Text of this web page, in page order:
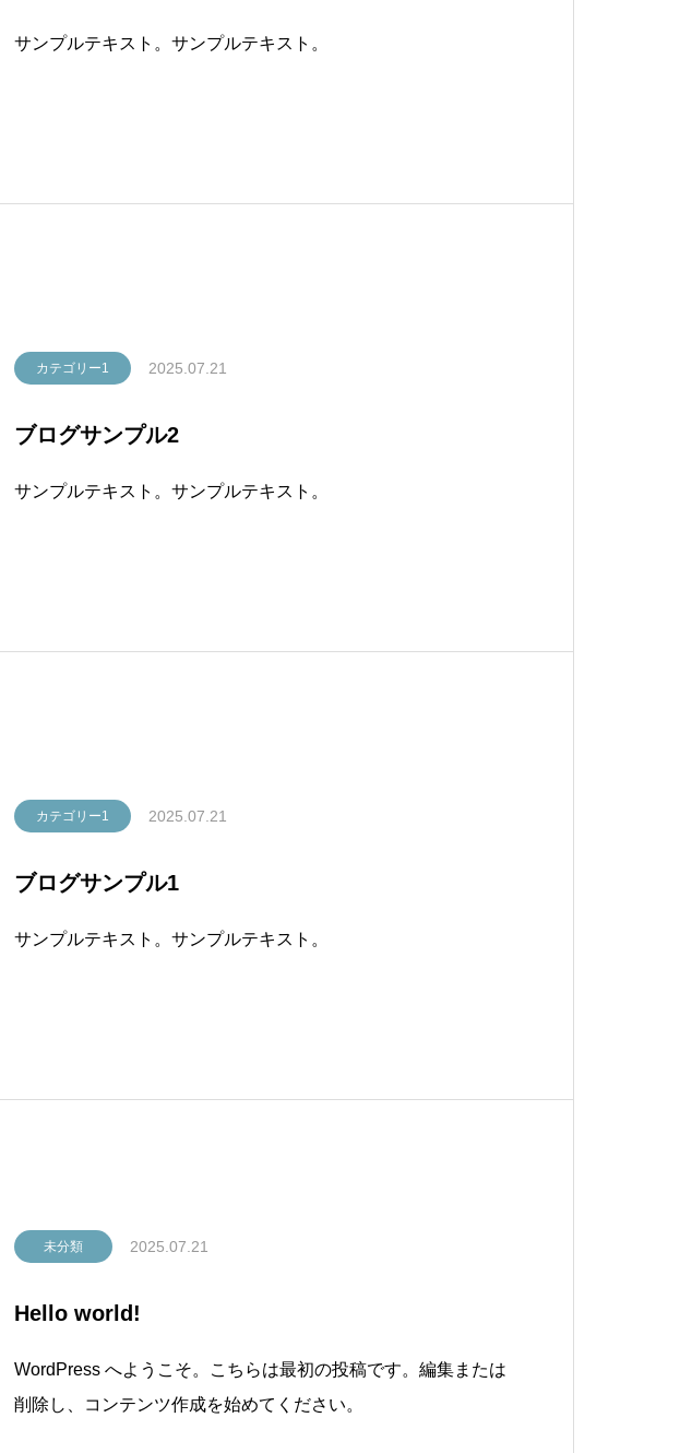
サンプルテキスト。サンプルテキスト。
カテゴリー1 2025.07.21
ブログサンプル2
サンプルテキスト。サンプルテキスト。
カテゴリー1 2025.07.21
ブログサンプル1
サンプルテキスト。サンプルテキスト。
未分類 2025.07.21
Hello world!
WordPress へようこそ。こちらは最初の投稿です。編集または
削除し、コンテンツ作成を始めてください。